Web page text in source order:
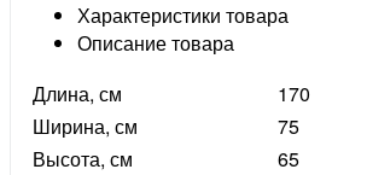
Характеристики товара
Описание товара
Длина, см
170
Ширина, см
75
Высота, см
65